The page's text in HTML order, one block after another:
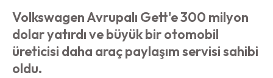
Volkswagen Avrupalı Gett'e 300 milyon
dolar yatırdı ve büyük bir otomobil
üreticisi daha araç paylaşım servisi sahibi
oldu.